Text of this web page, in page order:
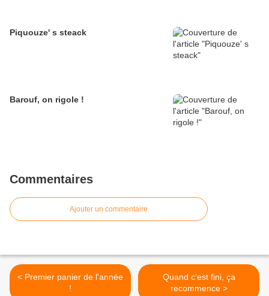
Piquouze' s steack
Barouf, on rigole !
Commentaires
Ajouter un commentaire
< Premier panier de l'année
!
Quand c'est fini, ça
recommence >